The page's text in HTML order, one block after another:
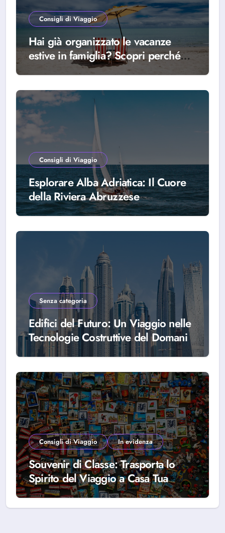
Consigli di Viaggio
Hai già organizzato le vacanze
estive in famiglia? Scopri perché
scegliere Alba Adriatica
Consigli di Viaggio
Esplorare Alba Adriatica: Il Cuore
della Riviera Abruzzese
Senza categoria
Edifici del Futuro: Un Viaggio nelle
Tecnologie Costruttive del Domani
Consigli di Viaggio In evidenza
Souvenir di Classe: Trasporta lo
Spirito del Viaggio a Casa Tua